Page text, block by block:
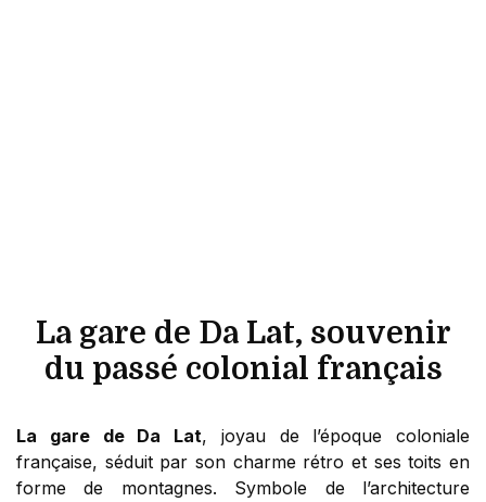
La gare de Da Lat, souvenir
du passé colonial français
La gare de Da Lat, joyau de l’époque coloniale
française, séduit par son charme rétro et ses toits en
forme de montagnes. Symbole de l’architecture